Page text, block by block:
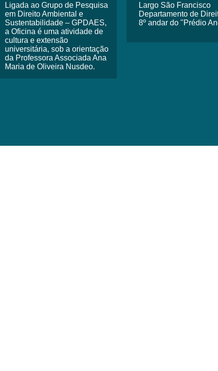
Ligada ao Grupo de Pesquisa
em Direito Ambiental e
Sustentabilidade – GPDAES,
a Oficina é uma atividade de
cultura e extensão
universitária, sob a orientação
da Professora Associada Ana
Maria de Oliveira Nusdeo.
Largo São Francisco
Departamento de
8º andar do "Prédio